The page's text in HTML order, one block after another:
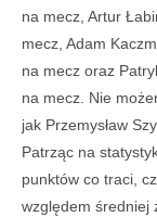
na mecz, Artur
mecz, Adam
na mecz oraz
na mecz. Nie
jak Przemysław
Patrząc na
punktów co traci,
względem średniej